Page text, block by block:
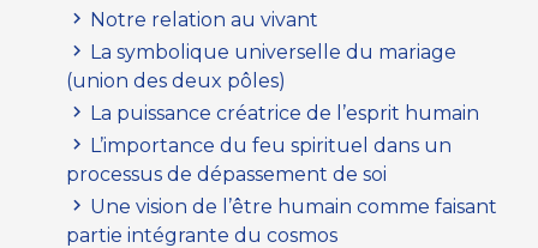
Notre relation au vivant
La symbolique universelle du mariage
(union des deux pôles)
La puissance créatrice de l’esprit humain
L’importance du feu spirituel dans un
processus de dépassement de soi
Une vision de l’être humain comme faisant
partie intégrante du cosmos